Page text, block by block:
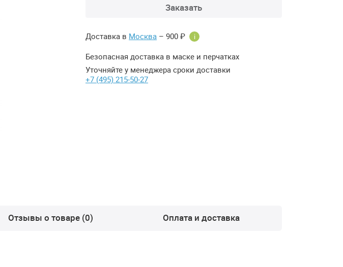
Заказать
Доставка в Москва – 900 ₽ i
Безопасная доставка в маске и перчатках
Уточняйте у менеджера сроки доставки
+7 (495) 215-50-27
Отзывы о товаре (0) Оплата и доставка